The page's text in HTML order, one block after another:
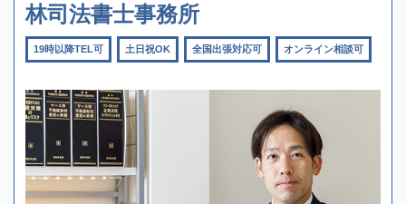
林司法書士事務所
19時以降TEL可 土日祝OK 全国出張対応可 オンライン相談可